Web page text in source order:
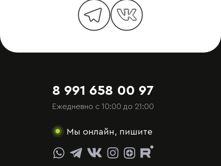
8 991 658 00 97
Ежедневно с 10:00 до 21:00
Мы онлайн, пишите